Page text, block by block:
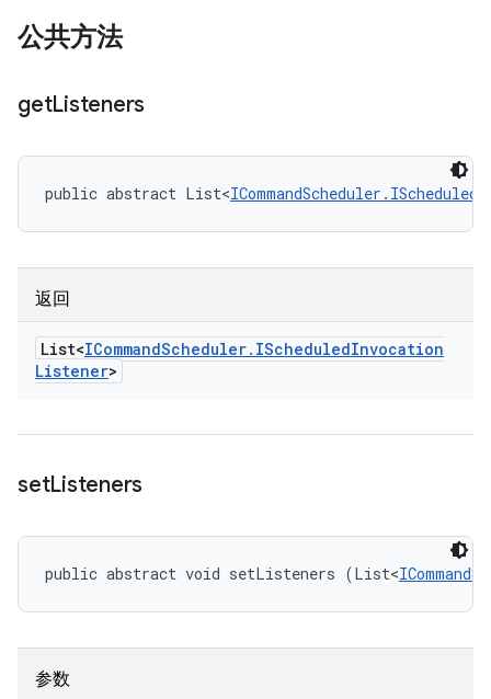
公共方法
getListeners
public abstract List<
返回
List<ICommandScheduler. IScheduledInvocation
Listener>
setListeners
public abstract void setListeners (List<
参数